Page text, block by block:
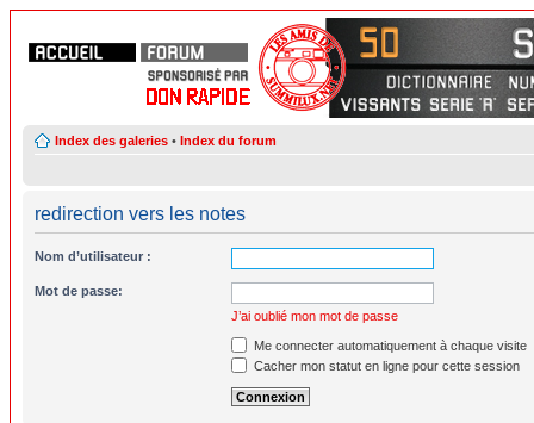
Index des galeries • Index du forum
redirection vers les notes
Nom d’utilisateur :
Mot de passe:
J’ai oublié mon mot de passe
Me connecter automatiquement à chaque visite
Cacher mon statut en ligne pour cette session